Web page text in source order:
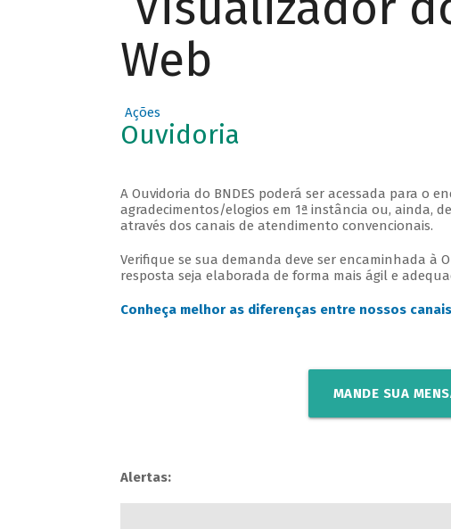
Web
Ações
Ouvidoria
A Ouvidoria do BNDES poderá ser acessada para o
agradecimentos/elogios em 1ª instância ou, ainda,
através dos canais de atendimento convencionais.
Verifique se sua demanda deve ser encaminhada
resposta seja elaborada de forma mais ágil e
Conheça melhor as diferenças entre nossos
MANDE SUA
Alertas: